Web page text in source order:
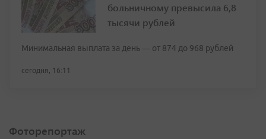
больничному превысила 6,8
тысячи рублей
Минимальная выплата за день — от 874 до 968 рублей
сегодня, 16:11
Фоторепортаж